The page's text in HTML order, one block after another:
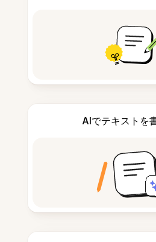
AIでテキストを